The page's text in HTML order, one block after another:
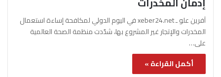
آفرين علو ـ xeber24.net في اليوم الدولي لمكافحة إساءة استعمال
المخدرات والإتجار غير المشروع بها، شدّدت منظمة الصحة العالمية
على…
أكمل القراءة »